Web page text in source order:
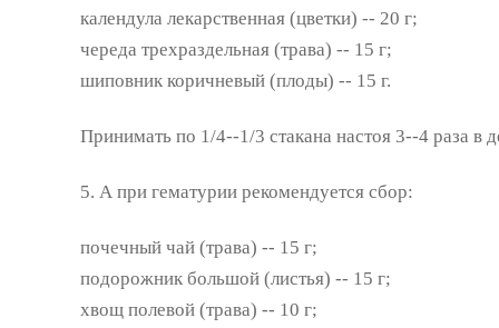
календула лекарственная (цветки) -- 20 г;
череда трехраздельная (трава) -- 15 г;
шиповник коричневый (плоды) -- 15 г.
Принимать по 1/4--1/3 стакана настоя 3--4 раза в
5. А при гематурии рекомендуется сбор:
почечный чай (трава) -- 15 г;
подорожник большой (листья) -- 15 г;
хвощ полевой (трава) -- 10 г;